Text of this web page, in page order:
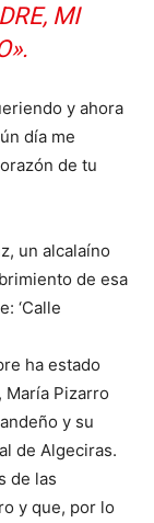
MI
y ahora
día me
de tu
un alcalaíno
de esa
‘Calle
ha estado
María Pizarro
y su
de Algeciras.
de las
y que, por lo